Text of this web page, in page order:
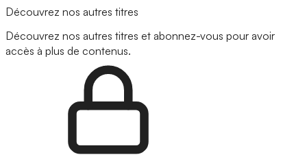
Découvrez nos autres titres
Découvrez nos autres titres et abonnez-vous pour avoir
accès à plus de contenus.